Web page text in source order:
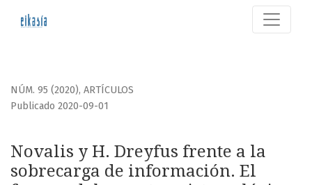
Novalis y H. Dreyfus frente a la sobrecarga de
NÚM. 95 (2020), ARTÍCULOS
Novalis y H. Dreyfus frente a la
sobrecarga de información. El
Publicado 2020-09-01